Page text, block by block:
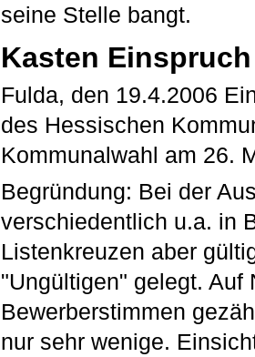
seine Stelle bangt.
Kasten Einspruch
Fulda, den 19.4.2006
des Hessischen
Kommunalwahl am 26.
Begründung: Bei der
verschiedentlich u.a. in
Listenkreuzen aber
"Ungültigen" gelegt. Auf
Bewerberstimmen
nur sehr wenige.